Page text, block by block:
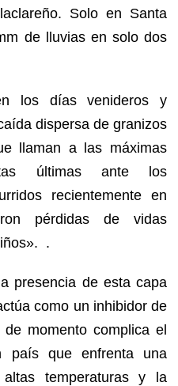
Solo en Santa
de lluvias en solo dos
los días venideros y
dispersa de granizos
llaman a las máximas
últimas ante los
recientemente en
pérdidas de vidas
.
presencia de esta capa
como un inhibidor de
momento complica el
país que enfrenta una
temperaturas y la